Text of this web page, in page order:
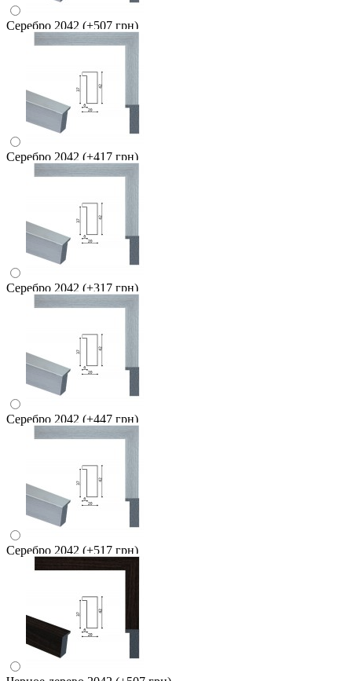
Серебро 2042 (+507 грн)
Серебро 2042 (+417 грн)
Серебро 2042 (+317 грн)
Серебро 2042 (+447 грн)
Серебро 2042 (+517 грн)